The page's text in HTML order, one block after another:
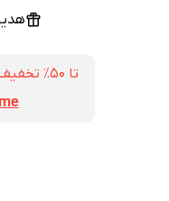
تا ۵۰٪ تخفیف اولین خرید با کد